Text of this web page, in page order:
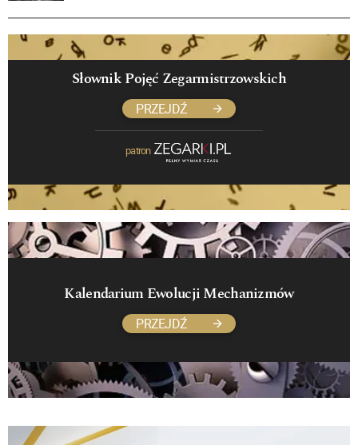
Słownik Pojęć Zegarmistrzowskich
PRZEJDŹ
patron
Kalendarium Ewolucji Mechanizmów
PRZEJDŹ